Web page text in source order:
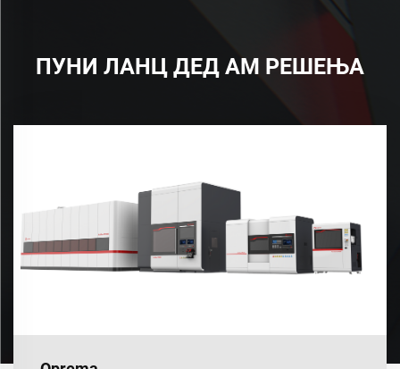
ПУНИ ЛАНЦ ДЕД АМ РЕШЕЊА